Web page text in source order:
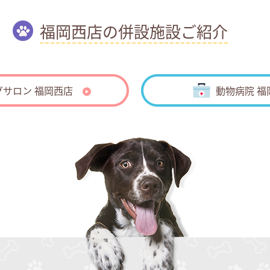
福岡西店の併設施設ご紹介
ロン 福岡西店 動物病院 福